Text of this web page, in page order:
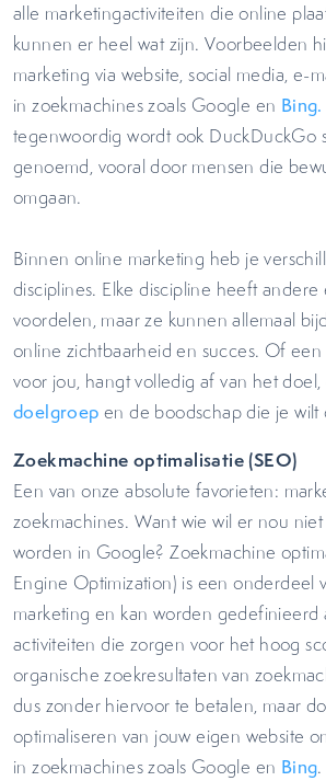
alle marketingactiviteiten die online
kunnen er heel wat zijn. Voorbeelden
marketing via website, social media, e-
in zoekmachines zoals Google en Bing.
tegenwoordig wordt ook DuckDuckGo
genoemd, vooral door mensen die
omgaan.
Binnen online marketing heb je
disciplines. Elke discipline heeft
voordelen, maar ze kunnen allemaal
online zichtbaarheid en succes. Of een
voor jou, hangt volledig af van het doel,
doelgroep en de boodschap die je
Zoekmachine optimalisatie (SEO)
Een van onze absolute favorieten:
zoekmachines. Want wie wil er nou
worden in Google? Zoekmachine
Engine Optimization) is een onderdeel
marketing en kan worden gedefinieerd
activiteiten die zorgen voor het hoog
organische zoekresultaten van
dus zonder hiervoor te betalen, maar
optimaliseren van jouw eigen website
in zoekmachines zoals Google en Bing